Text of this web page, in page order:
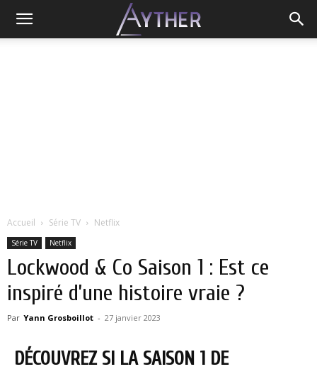
Accueil Série TV Netflix
Série TV Netflix
Lockwood & Co Saison 1 : Est ce
inspiré d’une histoire vraie ?
Par Yann Grosboillot - 27 janvier 2023
DÉCOUVREZ SI LA SAISON 1 DE